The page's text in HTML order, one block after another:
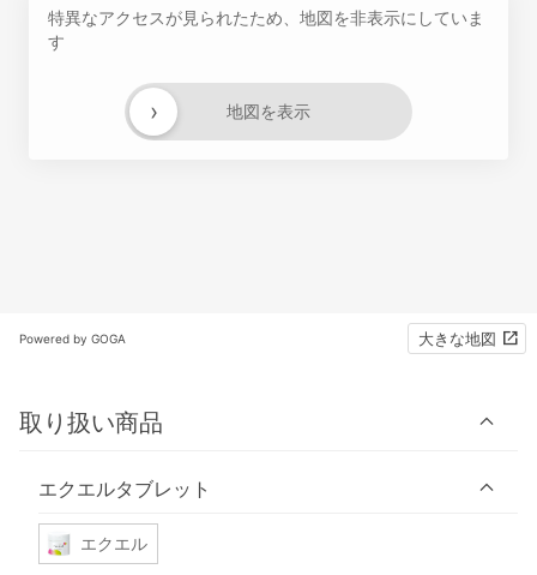
特異なアクセスが見られたため、地図を非表示にしていま
す
地図を表示
›
Powered by GOGA 大きな地図
取り扱い商品
エクエルタブレット
エクエル